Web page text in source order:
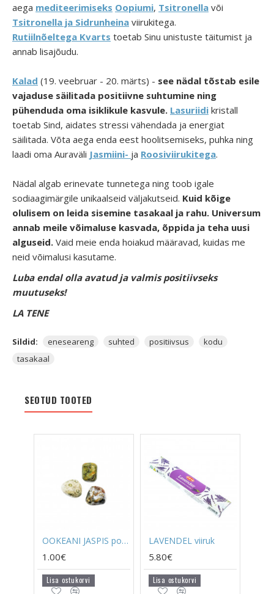
aega mediteerimiseks Oopiumi, Tsitronella või
Tsitronella ja Sidrunheina viirukitega.
Rutiilnõeltega Kvarts toetab Sinu unistuste täitumist ja
annab lisajõudu.
Kalad (19. veebruar - 20. märts) - see nädal tõstab esile
vajaduse säilitada positiivne suhtumine ning
pühenduda oma isiklikule kasvule. Lasuriidi kristall
toetab Sind, aidates stressi vähendada ja energiat
säilitada. Võta aega enda eest hoolitsemiseks, puhka ning
laadi oma Auraväli Jasmiini- ja Roosiviirukitega.
Nädal algab erinevate tunnetega ning toob igale
sodiaagimärgile unikaalseid väljakutseid. Kuid kõige
olulisem on leida sisemine tasakaal ja rahu. Universum
annab meile võimaluse kasvada, õppida ja teha uusi
alguseid. Vaid meie enda hoiakud määravad, kuidas me
neid võimalusi kasutame.
Luba endal olla avatud ja valmis positiivseks
muutuseks!
LA TENE
Sildid: eneseareng suhted positiivsus
kodu
tasakaal
SEOTUD TOOTED
OOKEANI JASPIS poleeritud
1.00€
Lisa ostukorvi
LAVENDEL viiruk
5.80€
Lisa ostukorvi